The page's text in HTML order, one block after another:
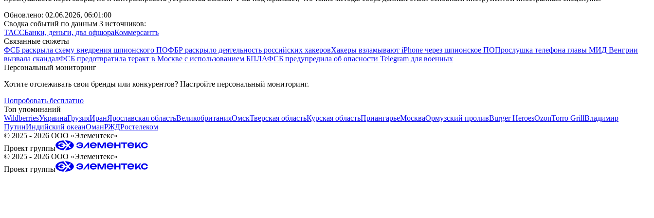
Обновлено: 02.06.2026, 06:01:00
Сводка событий по данным 3 источников:
ТАССБанки, деньги, два офшораКоммерсантъ
Связанные сюжеты
ФСБ раскрыла схему внедрения шпионского ПОФБР раскрыло деятельность российских хакеровХакеры взламывают iPhone через шпионское ПОПрослушка телефона главы МИД Венгрии
вызвала скандалФСБ предотвратила теракт в Москве с использованием БПЛАФСБ предупредила об опасности Telegram для военных
Персональный мониторинг
Хотите отслеживать свои бренды или конкурентов? Настройте персональный мониторинг.
Попробовать бесплатно
Топ упоминаний
WildberriesУкраинаГрузияИранЯрославская областьВеликобританияОмскТверская областьКурская областьПриангарьеМоскваОрмузский проливBurger HeroesOzonTorro GrillВладимир
ПутинИндийский океанОманРЖДРостелеком
© 2025 - 2026 ООО «Элементекс»
Проект группы
© 2025 - 2026 ООО «Элементекс»
Проект группы